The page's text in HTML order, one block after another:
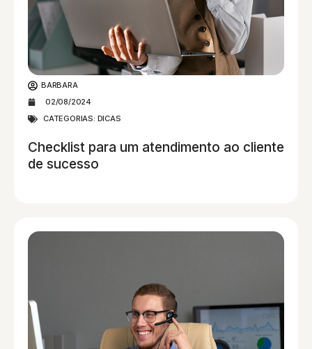
BARBARA
02/08/2024
CATEGORIAS: DICAS
Checklist para um atendimento ao cliente
de sucesso